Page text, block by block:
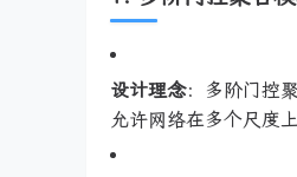
设计理念：多阶门控
允许网络在多个尺度